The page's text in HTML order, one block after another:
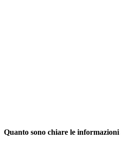
Quanto sono chiare le informazioni